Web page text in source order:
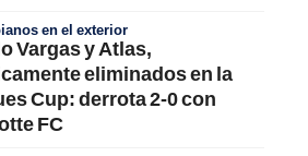
en el exterior
Vargas y Atlas,
eliminados en la
Cup: derrota 2-0 con
FC